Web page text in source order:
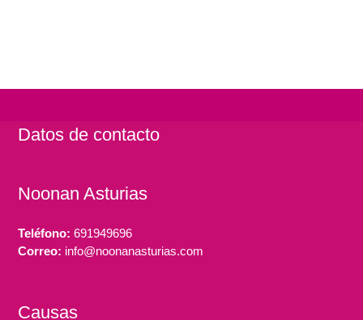
Datos de contacto
Noonan Asturias
Teléfono: 691949696
Correo: info@noonanasturias.com
Causas